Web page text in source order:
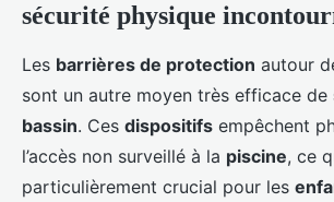
sécurité physique
Les barrières de protection autour
sont un autre moyen très efficace de
bassin. Ces dispositifs empêchent
l’accès non surveillé à la piscine, ce
particulièrement crucial pour les